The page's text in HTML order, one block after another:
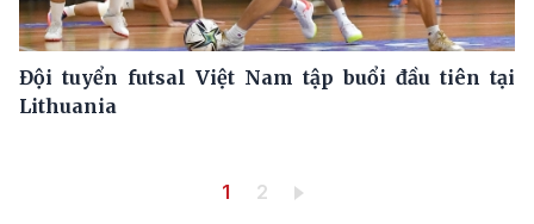
Đội tuyển futsal Việt Nam tập buổi đầu tiên tại
Lithuania
Trang hiện thời
1 Trang
2